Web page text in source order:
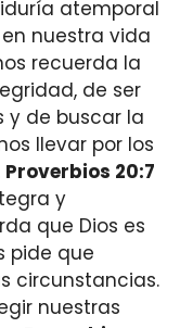
atemporal
nuestra vida
recuerda la
de ser
y de buscar la
llevar por los
Proverbios 20:7
y
que Dios es
pide que
circunstancias.
nuestras